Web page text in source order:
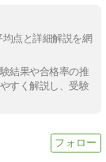
点と詳細解説を網
結果や合格率の推
すく解説し、受験